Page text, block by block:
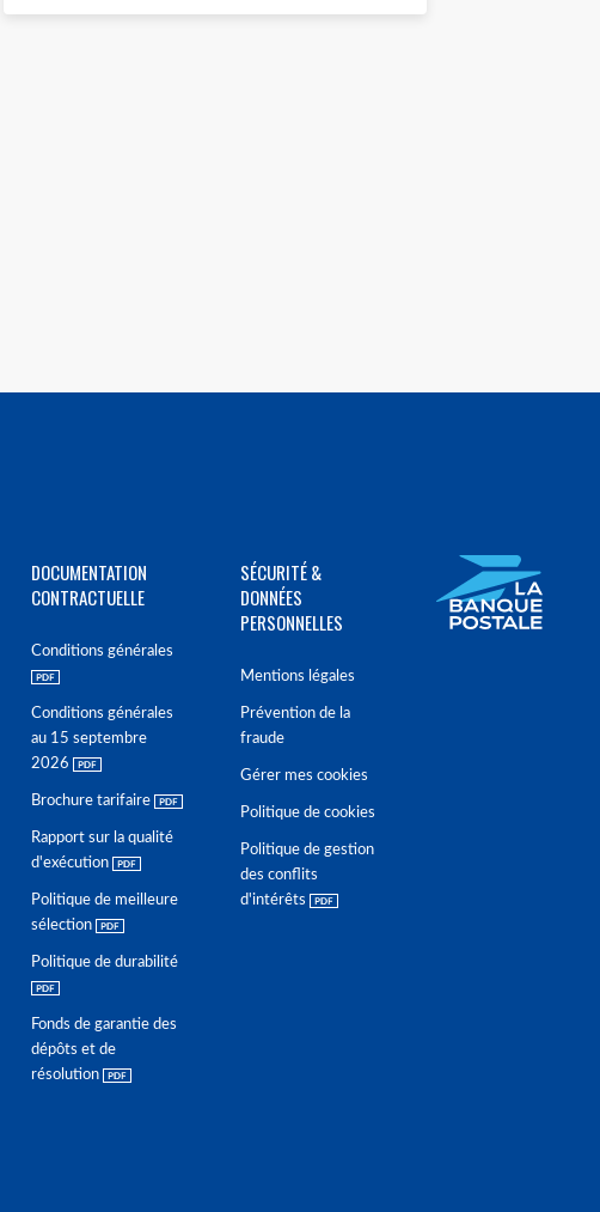
DOCUMENTATION
CONTRACTUELLE
Conditions générales
Conditions générales
au 15 septembre
2026
Brochure tarifaire
Rapport sur la qualité
d'exécution
Politique de meilleure
sélection
Politique de durabilité
Fonds de garantie des
dépôts et de
résolution
SÉCURITÉ &
DONNÉES
PERSONNELLES
Mentions légales
Prévention de la
fraude
Gérer mes cookies
Politique de cookies
Politique de gestion
des conflits
d'intérêts